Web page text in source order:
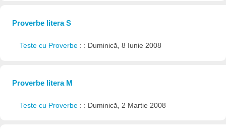
Proverbe litera S
Teste cu Proverbe : : Duminică, 8 Iunie 2008
Proverbe litera M
Teste cu Proverbe : : Duminică, 2 Martie 2008